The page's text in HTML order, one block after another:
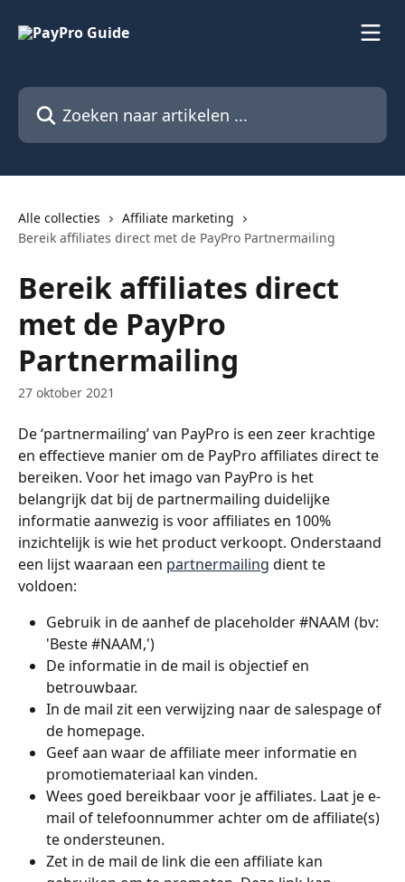
Zoeken naar artikelen ...
Alle collecties
Affiliate marketing
Bereik affiliates direct met de PayPro Partnermailing
Bereik affiliates direct
met de PayPro
Partnermailing
27 oktober 2021
De ‘partnermailing’ van PayPro is een zeer krachtige
en effectieve manier om de PayPro affiliates direct te
bereiken. Voor het imago van PayPro is het
belangrijk dat bij de partnermailing duidelijke
informatie aanwezig is voor affiliates en 100%
inzichtelijk is wie het product verkoopt. Onderstaand
een lijst waaraan een partnermailing dient te
voldoen:
Gebruik in de aanhef de placeholder #NAAM (bv:
'Beste #NAAM,')
De informatie in de mail is objectief en
betrouwbaar.
In de mail zit een verwijzing naar de salespage of
de homepage.
Geef aan waar de affiliate meer informatie en
promotiemateriaal kan vinden.
Wees goed bereikbaar voor je affiliates. Laat je e-
mail of telefoonnummer achter om de affiliate(s)
te ondersteunen.
Zet in de mail de link die een affiliate kan